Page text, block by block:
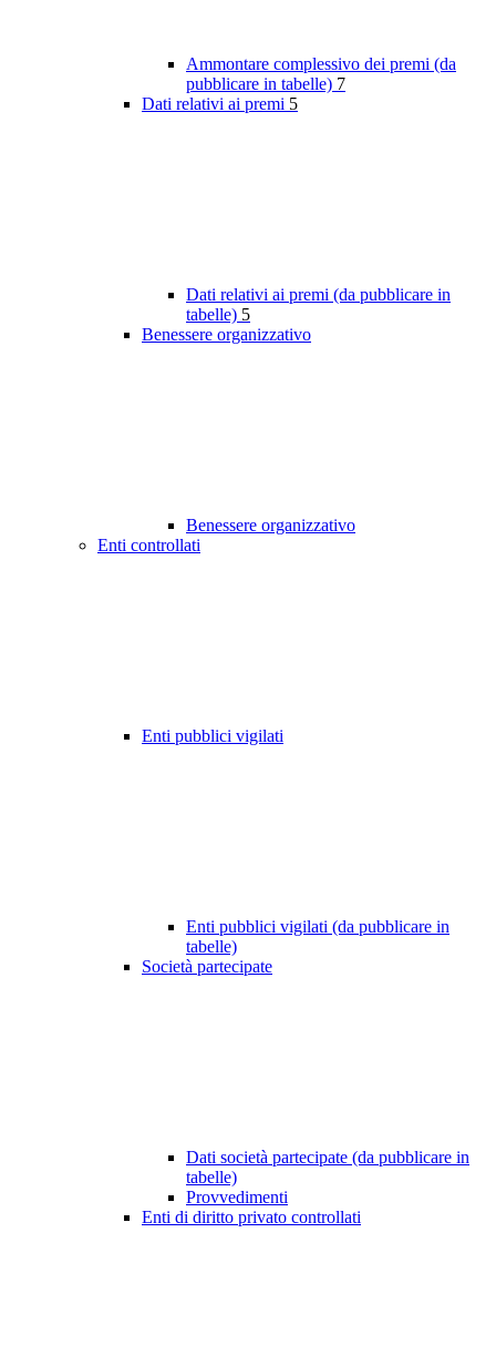
Ammontare complessivo dei premi (da
pubblicare in tabelle) 7
Dati relativi ai premi 5
Dati relativi ai premi (da pubblicare in
tabelle) 5
Benessere organizzativo
Benessere organizzativo
Enti controllati
Enti pubblici vigilati
Enti pubblici vigilati (da pubblicare in
tabelle)
Società partecipate
Dati società partecipate (da pubblicare in
tabelle)
Provvedimenti
Enti di diritto privato controllati